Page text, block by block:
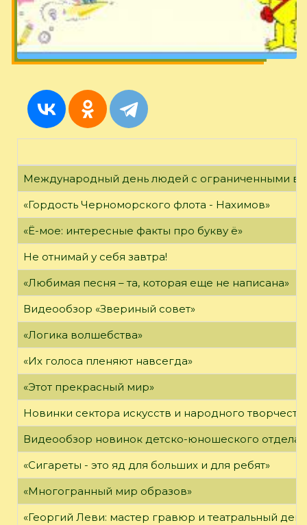
Международный день людей с ограниченными
«Гордость Черноморского флота - Нахимов»
«Ё-мое: интересные факты про букву ё»
Не отнимай у себя завтра!
«Любимая песня – та, которая еще не написана»
Видеообзор «Звериный совет»
«Логика волшебства»
«Их голоса пленяют навсегда»
«Этот прекрасный мир»
Новинки сектора искусств и народного
Видеообзор новинок детско-юношеского отдела
«Сигареты - это яд для больших и для ребят»
«Многогранный мир образов»
«Георгий Леви: мастер гравюр и театральный